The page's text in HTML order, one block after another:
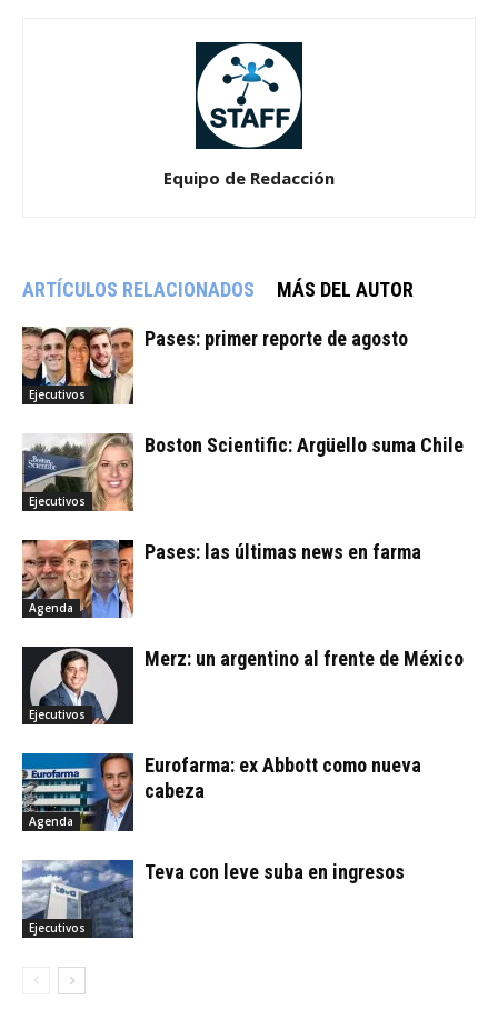
Equipo de Redacción
ARTÍCULOS RELACIONADOS MÁS DEL AUTOR
Ejecutivos
Pases: primer reporte de agosto
Ejecutivos
Boston Scientific: Argüello suma Chile
Agenda
Pases: las últimas news en farma
Ejecutivos
Merz: un argentino al frente de México
Agenda
Eurofarma: ex Abbott como nueva
cabeza
Ejecutivos
Teva con leve suba en ingresos